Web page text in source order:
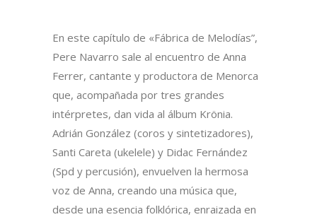
En este capítulo de «Fábrica de Melodías”,
Pere Navarro sale al encuentro de Anna
Ferrer, cantante y productora de Menorca
que, acompañada por tres grandes
intérpretes, dan vida al álbum Krönia.
Adrián González (coros y sintetizadores),
Santi Careta (ukelele) y Didac Fernández
(Spd y percusión), envuelven la hermosa
voz de Anna, creando una música que,
desde una esencia folklórica, enraizada en